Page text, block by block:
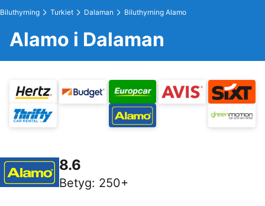
Biluthyrning Turkiet Dalaman Biluthyrning Alamo
Alamo i Dalaman
8.6
Betyg: 250+